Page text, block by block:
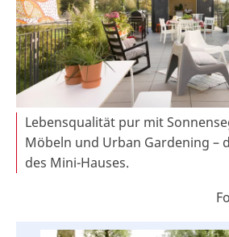
Lebensqualität pur mit
Möbeln und Urban Gardening –
des Mini-Hauses.